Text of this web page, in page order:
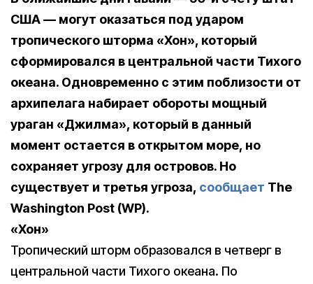
США — могут оказаться под ударом
тропического шторма «Хон», который
сформировался в центральной части Тихого
океана. Одновременно с этим поблизости от
архипелага набирает обороты мощный
ураган «Джилма», который в данный
момент остается в открытом море, но
сохраняет угрозу для островов. Но
существует и третья угроза, сообщает The
Washington Post (WP).
«Хон»
Тропический шторм образовался в четверг в
центральной части Тихого океана. По